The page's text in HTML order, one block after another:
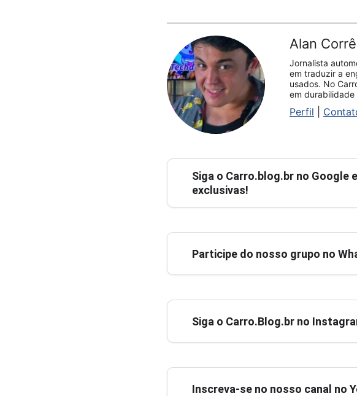
Alan
Jornalista
em traduzir a
usados. No
em
Perfil
Siga o Carro.blog.br no Google
exclusivas!
Participe do nosso grupo no
Siga o Carro.Blog.br no
Inscreva-se no nosso canal no